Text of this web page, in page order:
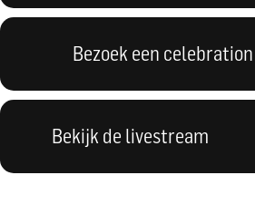
Bezoek een celebration
Bekijk de livestream